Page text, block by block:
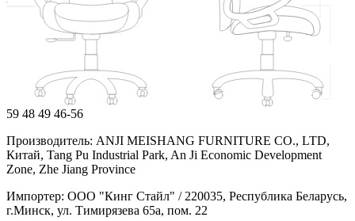
59 48 49 46-56
Производитель: ANJI MEISHANG FURNITURE CO., LTD,
Китай, Tang Pu Industrial Park, An Ji Economic Development
Zone, Zhe Jiang Province
Импортер: ООО "Кинг Стайл" / 220035, Республика Беларусь,
г.Минск, ул. Тимирязева 65а, пом. 22